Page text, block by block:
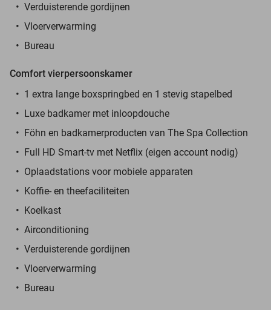
Verduisterende gordijnen
Vloerverwarming
Bureau
Comfort vierpersoonskamer
1 extra lange boxspringbed en 1 stevig stapelbed
Luxe badkamer met inloopdouche
Föhn en badkamerproducten van The Spa Collection
Full HD Smart-tv met Netflix (eigen account nodig)
Oplaadstations voor mobiele apparaten
Koffie- en theefaciliteiten
Koelkast
Airconditioning
Verduisterende gordijnen
Vloerverwarming
Bureau